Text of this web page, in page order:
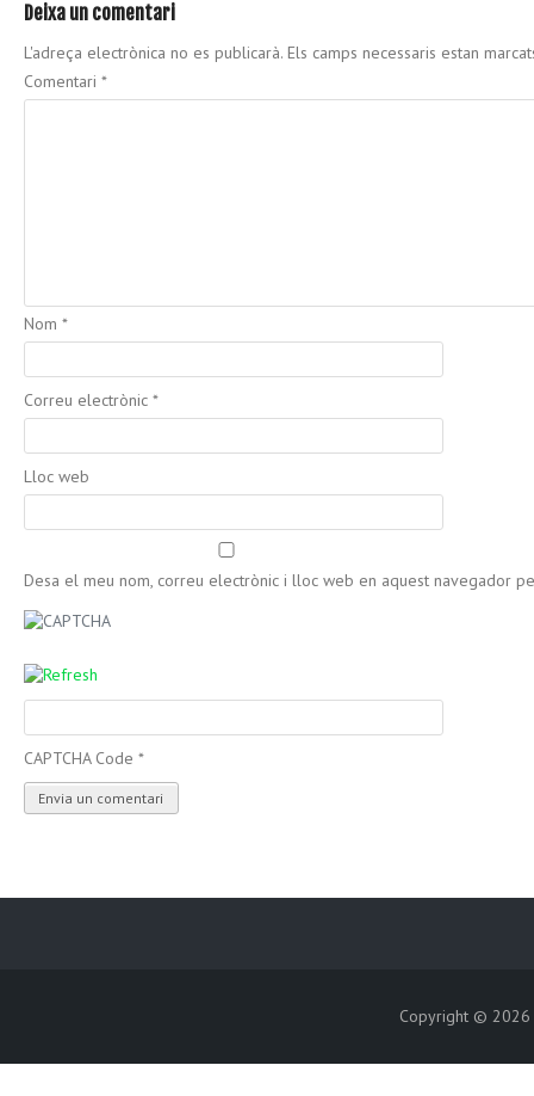
Deixa un comentari
L'adreça electrònica no es publicarà. Els camps necessaris estan
Comentari *
Nom *
Correu electrònic *
Lloc web
Desa el meu nom, correu electrònic i lloc web en aquest navegador
CAPTCHA Code *
Copyright © 2026